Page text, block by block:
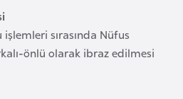
işlemleri sırasında Nüfus
önlü olarak ibraz edilmesi